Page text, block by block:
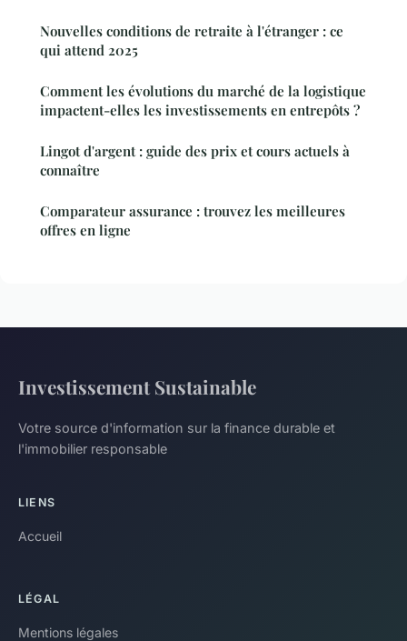
Nouvelles conditions de retraite à l'étranger : ce
qui attend 2025
Comment les évolutions du marché de la logistique
impactent-elles les investissements en entrepôts ?
Lingot d'argent : guide des prix et cours actuels à
connaître
Comparateur assurance : trouvez les meilleures
offres en ligne
Investissement Sustainable
Votre source d'information sur la finance durable et
l'immobilier responsable
LIENS
Accueil
LÉGAL
Mentions légales